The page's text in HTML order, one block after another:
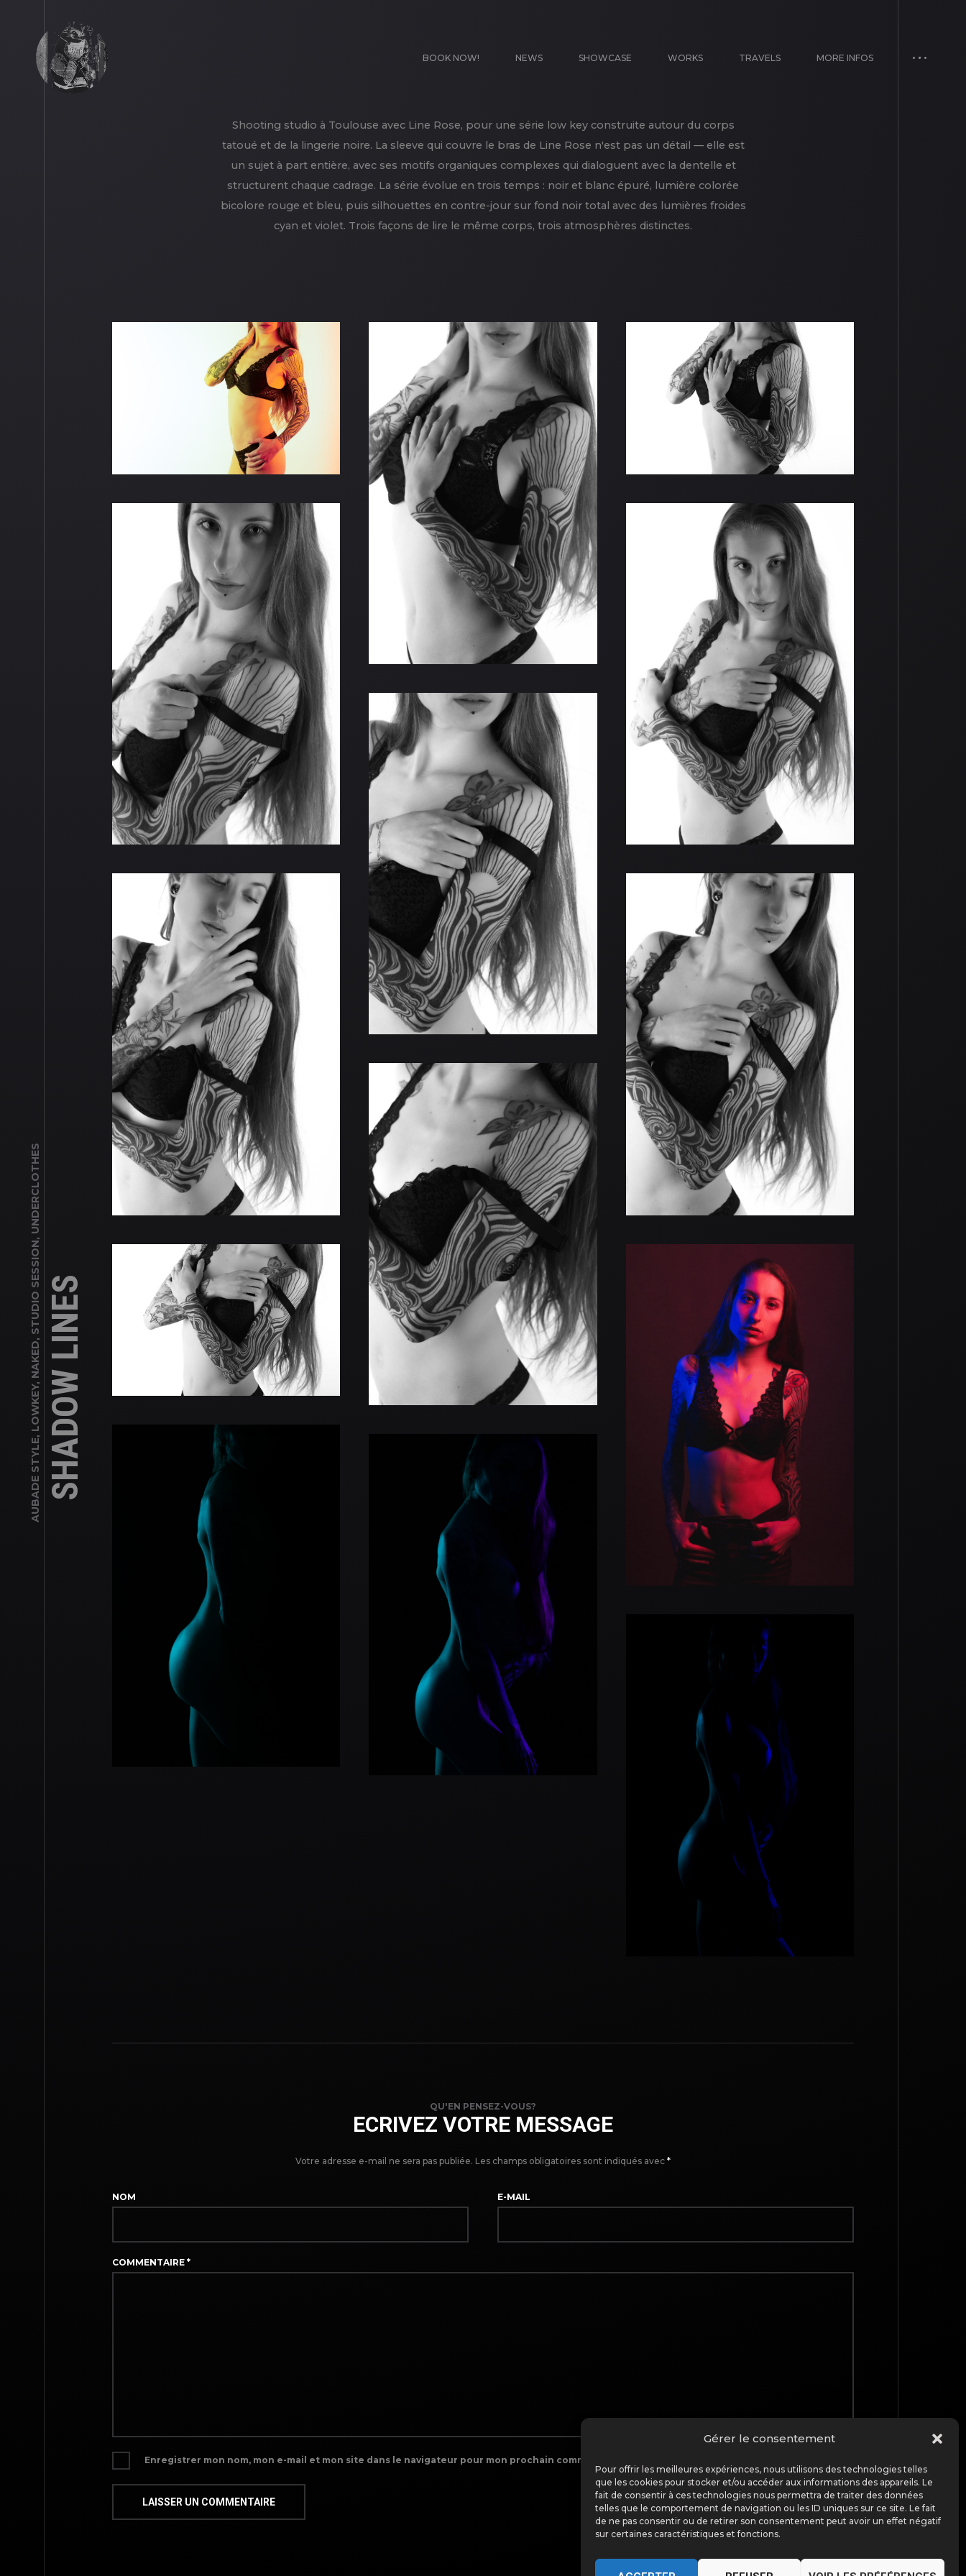
Gérer le consentement
Pour offrir les meilleures expériences, nous utilisons des technologies telles
que les cookies pour stocker et/ou accéder aux informations des appareils. Le
fait de consentir à ces technologies nous permettra de traiter des données
telles que le comportement de navigation ou les ID uniques sur ce site. Le fait
de ne pas consentir ou de retirer son consentement peut avoir un effet négatif
sur certaines caractéristiques et fonctions.
BOOK NOW! NEWS SHOWCASE WORKS TRAVELS MORE INFOS
AUBADE STYLE, LOWKEY, NAKED, STUDIO SESSION, UNDERCLOTHESSHADOW LINES
Shooting studio à Toulouse avec Line Rose, pour une série low key construite autour du corps
tatoué et de la lingerie noire. La sleeve qui couvre le bras de Line Rose n'est pas un détail — elle est
un sujet à part entière, avec ses motifs organiques complexes qui dialoguent avec la dentelle et
structurent chaque cadrage. La série évolue en trois temps : noir et blanc épuré, lumière colorée
bicolore rouge et bleu, puis silhouettes en contre-jour sur fond noir total avec des lumières froides
cyan et violet. Trois façons de lire le même corps, trois atmosphères distinctes.
QU'EN PENSEZ-VOUS?
ECRIVEZ VOTRE MESSAGE
Votre adresse e-mail ne sera pas publiée. Les champs obligatoires sont indiqués avec *
NOM E-MAIL
COMMENTAIRE *
Enregistrer mon nom, mon e-mail et mon site dans le navigateur pour mon prochain commentaire.
BACK TO
TOP